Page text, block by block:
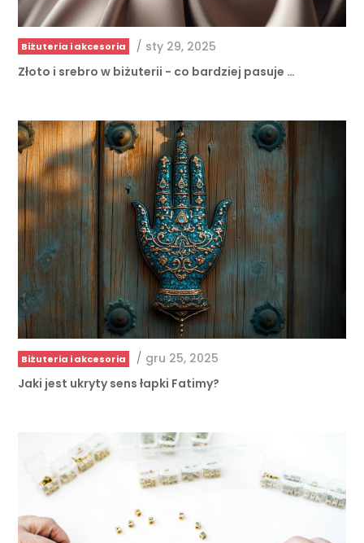
Biżuteria i akcesoria / sty 29, 2025
Złoto i srebro w biżuterii - co bardziej pasuje …
Biżuteria i akcesoria / gru 25, 2025
Jaki jest ukryty sens łapki Fatimy?